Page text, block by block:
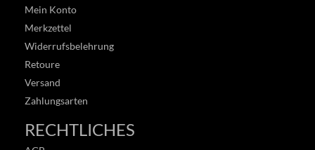
Mein Konto
Merkzettel
Widerrufsbelehrung
Retoure
Versand
Zahlungsarten
RECHTLICHES